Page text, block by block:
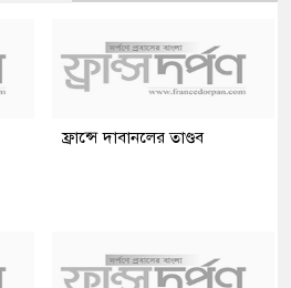
ফ্রান্সে দাবানলের তাণ্ডব